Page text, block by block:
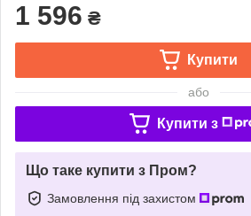
1 596 ₴
Купити
або
Купити з
Що таке купити з Пром?
Замовлення під захистом